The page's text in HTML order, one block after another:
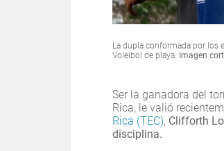
La dupla conformada por los
Voleibol de playa. Imagen
Ser la ganadora del
Rica, le valió
Rica (TEC), Clifforth
disciplina.